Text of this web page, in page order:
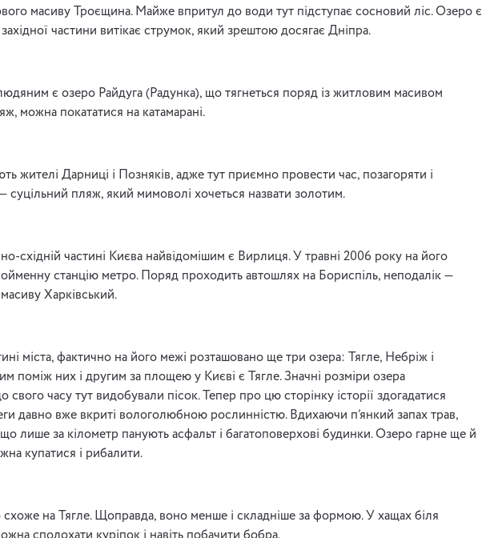
масиву Троєщина. Майже впритул до води тут підступає сосновий ліс. Озеро є
частини витікає струмок, який зрештою досягає Дніпра.
є озеро Райдуга (Радунка), що тягнеться поряд із житловим масивом
можна покататися на катамарані.
жителі Дарниці і Позняків, адже тут приємно провести час, позагоряти і
суцільний пляж, який мимоволі хочеться назвати золотим.
східній частині Києва найвідомішим є Вирлиця. У травні 2006 року на його
станцію метро. Поряд проходить автошлях на Бориспіль, неподалік —
Харківський.
міста, фактично на його межі розташовано ще три озера: Тягле, Небріж і
поміж них і другим за площею у Києві є Тягле. Значні розміри озера
часу тут видобували пісок. Тепер про цю сторінку історії здогадатися
давно вже вкриті вологолюбною рослинністю. Вдихаючи п’янкий запах трав,
лише за кілометр панують асфальт і багатоповерхові будинки. Озеро гарне ще й
купатися і рибалити.
на Тягле. Щоправда, воно менше і складніше за формою. У хащах біля